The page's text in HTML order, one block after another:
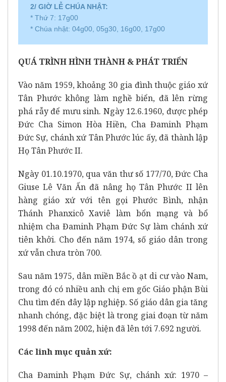
2/ GIỜ LỄ CHÚA NHẬT:
* Thứ 7: 17g00
* Chúa nhật: 04g00, 05g30, 16g00, 17g00
QUÁ TRÌNH HÌNH THÀNH & PHÁT TRIỂN
Vào năm 1959, khoảng 30 gia đình thuộc giáo xứ
Tân Phước không làm nghề biển, đã lên rừng
phá rẫy để mưu sinh. Ngày 12.6.1960, được phép
Đức Cha Simon Hòa Hiền, Cha Đaminh Phạm
Đức Sự, chánh xứ Tân Phước lúc ấy, đã thành lập
Họ Tân Phước II.
Ngày 01.10.1970, qua văn thư số 177/70, Đức Cha
Giuse Lê Văn Ấn đã nâng họ Tân Phước II lên
hàng giáo xứ với tên gọi Phước Bình, nhận
Thánh Phanxicô Xaviê làm bổn mạng và bổ
nhiệm cha Đaminh Phạm Đức Sự làm chánh xứ
tiên khởi. Cho đến năm 1974, số giáo dân trong
xứ vẫn chưa tròn 700.
Sau năm 1975, dân miền Bắc ồ ạt di cư vào Nam,
trong đó có nhiều anh chị em gốc Giáo phận Bùi
Chu tìm đến đây lập nghiệp. Số giáo dân gia tăng
nhanh chóng, đặc biệt là trong giai đoạn từ năm
1998 đến năm 2002, hiện đã lên tới 7.692 người.
Các linh mục quản xứ:
Cha Đaminh Phạm Đức Sự, chánh xứ: 1970 –